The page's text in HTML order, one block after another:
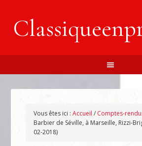
Vous êtes ici :Accueil / Comptes-
Barbier de Séville, à Marseille, Rizzi-
02-2018)